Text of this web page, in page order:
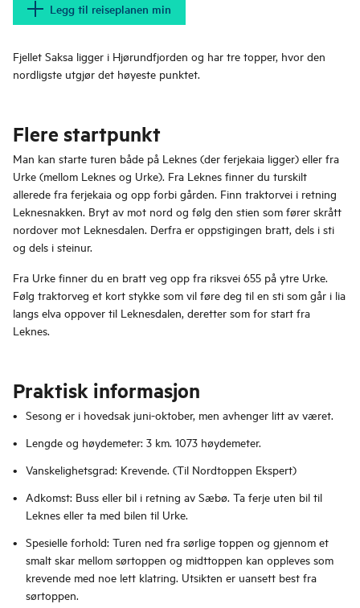
Legg til reiseplanen min
Fjellet Saksa ligger i Hjørundfjorden og har tre topper, hvor den
nordligste utgjør det høyeste punktet.
Flere startpunkt
Man kan starte turen både på Leknes (der ferjekaia ligger) eller fra
Urke (mellom Leknes og Urke). Fra Leknes finner du turskilt
allerede fra ferjekaia og opp forbi gården. Finn traktorvei i retning
Leknesnakken. Bryt av mot nord og følg den stien som fører skrått
nordover mot Leknesdalen. Derfra er oppstigingen bratt, dels i sti
og dels i steinur.
Fra Urke finner du en bratt veg opp fra riksvei 655 på ytre Urke.
Følg traktorveg et kort stykke som vil føre deg til en sti som går i lia
langs elva oppover til Leknesdalen, deretter som for start fra
Leknes.
Praktisk informasjon
Sesong er i hovedsak juni-oktober, men avhenger litt av været.
Lengde og høydemeter: 3 km. 1073 høydemeter.
Vanskelighetsgrad: Krevende. (Til Nordtoppen Ekspert)
Adkomst: Buss eller bil i retning av Sæbø. Ta ferje uten bil til
Leknes eller ta med bilen til Urke.
Spesielle forhold: Turen ned fra sørlige toppen og gjennom et
smalt skar mellom sørtoppen og midttoppen kan oppleves som
krevende med noe lett klatring. Utsikten er uansett best fra
sørtoppen.